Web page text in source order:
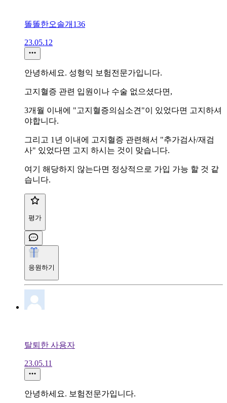
똘똘한오솔개136
23.05.12
안녕하세요. 성형익 보험전문가입니다.
고지혈증 관련 입원이나 수술 없으셨다면,
3개월 이내에 "고지혈증의심소견"이 있었다면 고지하셔
야합니다.
그리고 1년 이내에 고지혈증 관련해서 "추가검사/재검
사" 있었다면 고지 하시는 것이 맞습니다.
여기 해당하지 않는다면 정상적으로 가입 가능 할 것 같
습니다.
평가
응원하기
탈퇴한 사용자
23.05.11
안녕하세요. 보험전문가입니다.